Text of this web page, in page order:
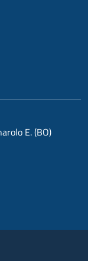
E. (BO)